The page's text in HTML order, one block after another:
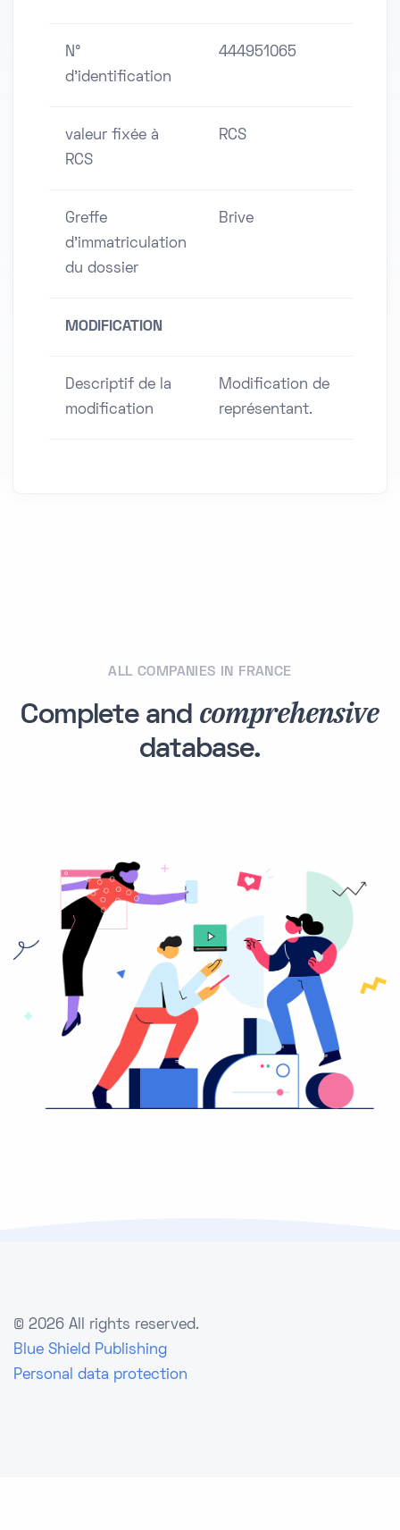
N°
d'identification
444951065
valeur fixée à
RCS
RCS
Greffe
d'immatriculation
du dossier
Brive
MODIFICATION
Descriptif de la
modification
Modification de
représentant.
ALL COMPANIES IN FRANCE
Complete and comprehensive
database.
© 2026 All rights reserved.
Blue Shield Publishing
Personal data protection